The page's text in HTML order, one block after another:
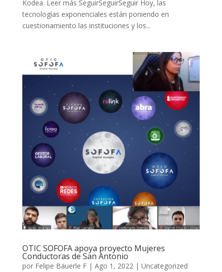
Kodea. Leer más SeguirSeguirSeguir Hoy, las
tecnologías exponenciales están poniendo en
cuestionamiento las instituciones y los...
OTIC SOFOFA apoya proyecto Mujeres
Conductoras de San Antonio
por Felipe Bäuerle F| Ago 1, 2022| Uncategorized